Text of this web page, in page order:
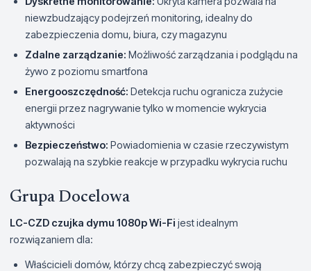
niewzbudzający podejrzeń monitoring, idealny do
zabezpieczenia domu, biura, czy magazynu
Zdalne zarządzanie: Możliwość zarządzania i podglądu na
żywo z poziomu smartfona
Energooszczędność: Detekcja ruchu ogranicza zużycie
energii przez nagrywanie tylko w momencie wykrycia
aktywności
Bezpieczeństwo: Powiadomienia w czasie rzeczywistym
pozwalają na szybkie reakcje w przypadku wykrycia ruchu
Grupa Docelowa
LC-CZD czujka dymu 1080p Wi-Fi jest idealnym
rozwiązaniem dla:
Właścicieli domów, którzy chcą zabezpieczyć swoją